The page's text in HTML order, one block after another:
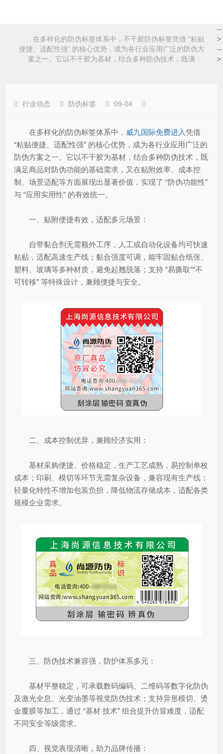
在多样化的防伪标签体系中，不干胶防伪标签凭借 “粘贴
便捷、适配性强” 的核心优势，成为各行业应用广泛的防伪方
案之一。它以不干胶为基材，结合多种防伪技术，既满
行业动态 防伪标签 09-04
在多样化的防伪标签体系中， 威九国际免费进入凭借
“粘贴便捷、适配性强” 的核心优势，成为各行业应用广泛的
防伪方案之一。它以不干胶为基材，结合多种防伪技术，既
满足商品对防伪功能的基础需求，又在贴附效率、成本控
制、场景适配等方面展现出显著价值，实现了 “防伪功能性”
与 “应用实用性” 的有效统一。
一、贴附便捷有效，适配多元场景：
自带黏合剂无需额外工序，人工或自动化设备均可快速
粘贴，适配高速生产线；黏合强度可调，能牢固贴合纸张、
塑料、玻璃等多种材质，避免起翘脱落；支持 “易撕取”“不
可转移” 等特殊设计，兼顾便捷与安全。
二、成本控制优异，兼顾经济实用：
基材采购便捷、价格稳定，生产工艺成熟，易控制单枚
成本；印刷、模切等环节无需复杂设备，兼容现有生产线；
轻量化特性不增加包装负担，降低物流存储成本，适配各类
规模企业需求。
三、防伪技术兼容强，防护体系多元：
基材平整稳定，可承载数码编码、二维码等数字化防伪
及激光全息、光变油墨等视觉防伪技术；支持异形模切、烫
金覆膜等加工，通过 “基材 技术” 组合提升仿冒难度，适配
不同安全等级需求。
四、视觉表现清晰，助力品牌传播：
--
>
--
>